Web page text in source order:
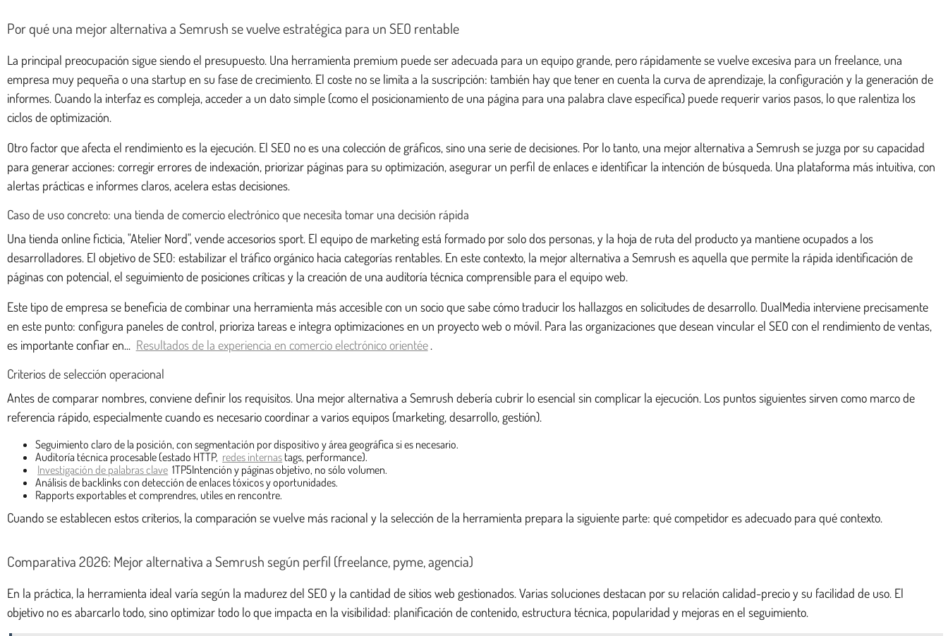
Por qué una mejor alternativa a Semrush se vuelve estratégica para un SEO rentable
La principal preocupación sigue siendo el presupuesto. Una herramienta premium puede ser adecuada para un equipo grande, pero rápidamente se vuelve excesiva para un freelance, una
empresa muy pequeña o una startup en su fase de crecimiento. El coste no se limita a la suscripción: también hay que tener en cuenta la curva de aprendizaje, la configuración y la generación de
informes. Cuando la interfaz es compleja, acceder a un dato simple (como el posicionamiento de una página para una palabra clave específica) puede requerir varios pasos, lo que ralentiza los
ciclos de optimización.
Otro factor que afecta el rendimiento es la ejecución. El SEO no es una colección de gráficos, sino una serie de decisiones. Por lo tanto, una mejor alternativa a Semrush se juzga por su capacidad
para generar acciones: corregir errores de indexación, priorizar páginas para su optimización, asegurar un perfil de enlaces e identificar la intención de búsqueda. Una plataforma más intuitiva, con
alertas prácticas e informes claros, acelera estas decisiones.
Caso de uso concreto: una tienda de comercio electrónico que necesita tomar una decisión rápida
Una tienda online ficticia, "Atelier Nord", vende accesorios sport. El equipo de marketing está formado por solo dos personas, y la hoja de ruta del producto ya mantiene ocupados a los
desarrolladores. El objetivo de SEO: estabilizar el tráfico orgánico hacia categorías rentables. En este contexto, la mejor alternativa a Semrush es aquella que permite la rápida identificación de
páginas con potencial, el seguimiento de posiciones críticas y la creación de una auditoría técnica comprensible para el equipo web.
Este tipo de empresa se beneficia de combinar una herramienta más accesible con un socio que sabe cómo traducir los hallazgos en solicitudes de desarrollo. DualMedia interviene precisamente
en este punto: configura paneles de control, prioriza tareas e integra optimizaciones en un proyecto web o móvil. Para las organizaciones que desean vincular el SEO con el rendimiento de ventas,
es importante confiar en... Resultados de la experiencia en comercio electrónico orientée .
Criterios de selección operacional
Antes de comparar nombres, conviene definir los requisitos. Una mejor alternativa a Semrush debería cubrir lo esencial sin complicar la ejecución. Los puntos siguientes sirven como marco de
referencia rápido, especialmente cuando es necesario coordinar a varios equipos (marketing, desarrollo, gestión).
Seguimiento claro de la posición, con segmentación por dispositivo y área geográfica si es necesario.
Auditoría técnica procesable (estado HTTP, redes internas tags, performance).
Investigación de palabras clave 1TP5Intención y páginas objetivo, no sólo volumen.
Análisis de backlinks con detección de enlaces tóxicos y oportunidades.
Rapports exportables et comprendres, utiles en rencontre.
Cuando se establecen estos criterios, la comparación se vuelve más racional y la selección de la herramienta prepara la siguiente parte: qué competidor es adecuado para qué contexto.
Comparativa 2026: Mejor alternativa a Semrush según perfil (freelance, pyme, agencia)
En la práctica, la herramienta ideal varía según la madurez del SEO y la cantidad de sitios web gestionados. Varias soluciones destacan por su relación calidad-precio y su facilidad de uso. El
objetivo no es abarcarlo todo, sino optimizar todo lo que impacta en la visibilidad: planificación de contenido, estructura técnica, popularidad y mejoras en el seguimiento.